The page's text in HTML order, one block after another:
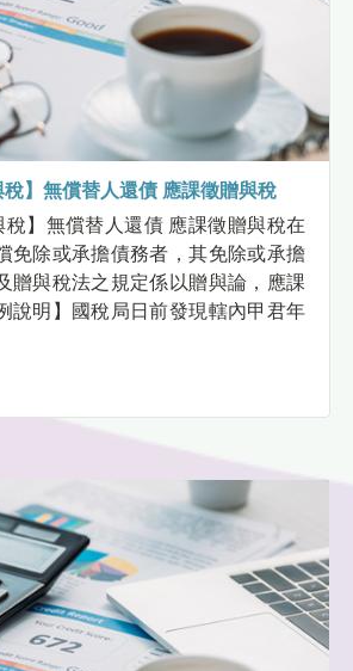
】無償替人還債 應課徵贈與稅
稅】無償替人還債 應課徵贈與稅在
免除或承擔債務者，其免除或承擔
贈與稅法之規定係以贈與論，應課
說明】國稅局日前發現轄內甲君年